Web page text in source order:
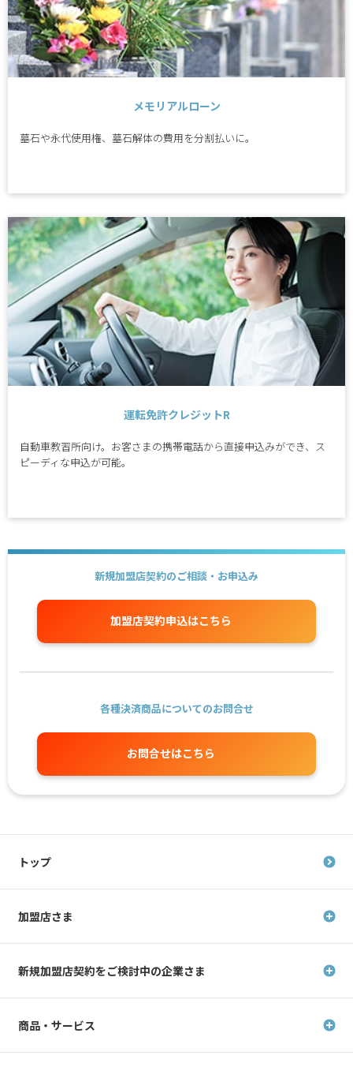
メモリアルローン
墓石や永代使用権、墓石解体の費用を分割払いに。
運転免許クレジットR
自動車教習所向け。お客さまの携帯電話から直接申込みができ、ス
ピーディな申込が可能。
新規加盟店契約のご相談・お申込み
加盟店契約申込はこちら
各種決済商品についてのお問合せ
お問合せはこちら
トップ
加盟店さま
新規加盟店契約をご検討中の企業さま
商品・サービス